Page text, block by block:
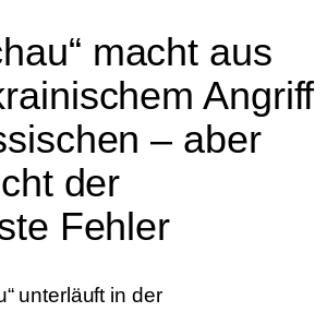
macht aus
Angriff
– aber
der
Fehler
unterläuft in der